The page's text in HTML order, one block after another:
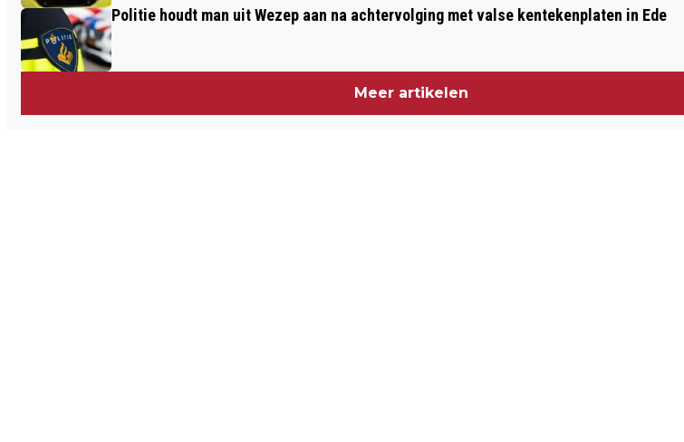
Politie houdt man uit Wezep aan na achtervolging met valse kentekenplaten in Ede
Meer artikelen